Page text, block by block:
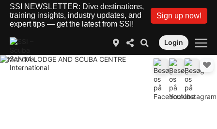
SSI NEWSLETTER: Dive destinations,
training insights, industry updates, and
expert tips — get the latest from SSI!
Sign up now!
Login